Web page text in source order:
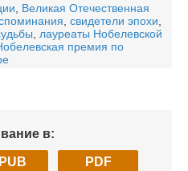
, Великая Отечественная
, свидетели эпохи,
, лауреаты Нобелевской
премия по
в:
PDF